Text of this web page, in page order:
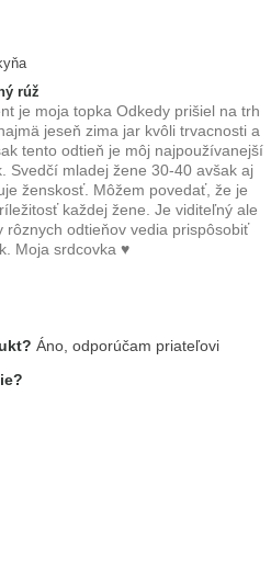
rúž
je moja topka Odkedy prišiel na trh
jeseň zima jar kvôli trvacnosti a
tento odtieň je môj najpoužívanejší
Svedčí mladej žene 30-40 avšak aj
ženskosť. Môžem povedať, že je
každej žene. Je viditeľný ale
rôznych odtieňov vedia prispôsobiť
Moja srdcovka ♥️
ktoré ste
Áno, odporúčam priateľovi